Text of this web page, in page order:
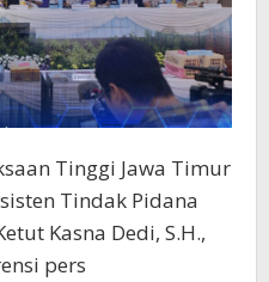
Tinggi Jawa Timur
Tindak Pidana
Kasna Dedi, S.H.,
pers